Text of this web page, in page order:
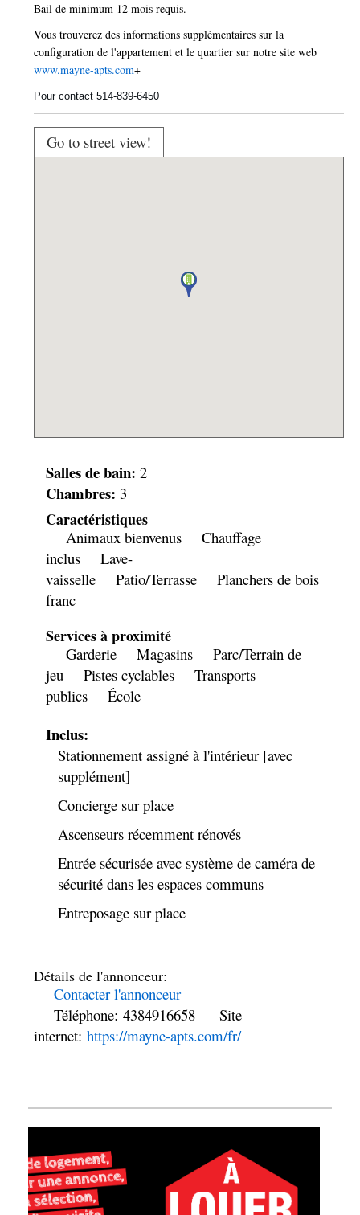
Bail de minimum 12 mois requis.
Vous trouverez des informations supplémentaires sur la
configuration de l'appartement et le quartier sur notre site web
www.mayne-apts.com+
Pour contact 514-839-6450
Go to street view!
Salles de bain: 2
Chambres: 3
Caractéristiques
Animaux bienvenus
Chauffage
inclus
Lave-
vaisselle
Patio/Terrasse
Planchers de bois
franc
Services à proximité
Garderie Magasins
Parc/Terrain de
jeu
Pistes cyclables
Transports
publics
École
Inclus:
Stationnement assigné à l'intérieur [avec
supplément]
Concierge sur place
Ascenseurs récemment rénovés
Entrée sécurisée avec système de caméra de
sécurité dans les espaces communs
Entreposage sur place
Détails de l'annonceur:
Contacter l'annonceur
Téléphone: 4384916658
Site
internet: https://mayne-apts.com/fr/